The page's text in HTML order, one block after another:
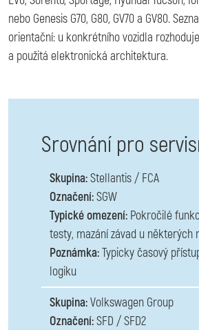
nebo Genesis G70, G80, GV70 a GV80.
orientační: u konkrétního vozidla
a použitá elektronická architektura.
Srovnání pro
Skupina:Stellantis / FCA
Označení:SGW
Typické omezení: Pokročilé
testy, mazání závad u některých
Poznámka:Typicky časový
logiku
Skupina:Volkswagen Group
Označení:SFD / SFD2